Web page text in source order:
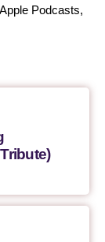
Podcasts,